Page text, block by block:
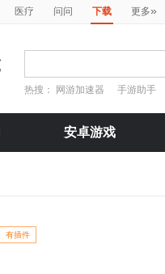
医疗 问问 下载 更多»
热搜： 网游加速器 手游助手
安卓游戏
有插件